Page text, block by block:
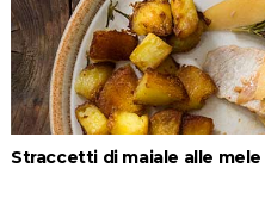
Straccetti di maiale alle